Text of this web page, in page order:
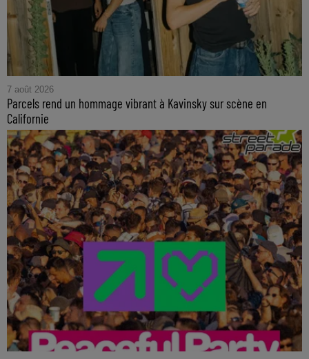
7 août 2026
Parcels rend un hommage vibrant à Kavinsky sur scène en
Californie